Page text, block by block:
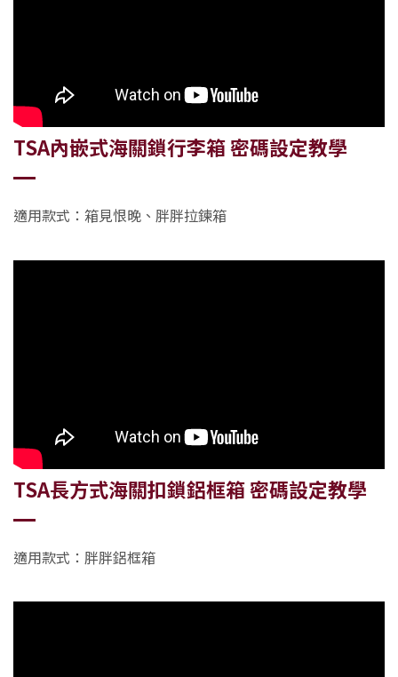
TSA內嵌式海關鎖行李箱密碼設定教學
適用款式：箱見恨晚、胖胖拉鍊箱
TSA長方式海關扣鎖鋁框箱密碼設定教學
適用款式：胖胖鋁框箱